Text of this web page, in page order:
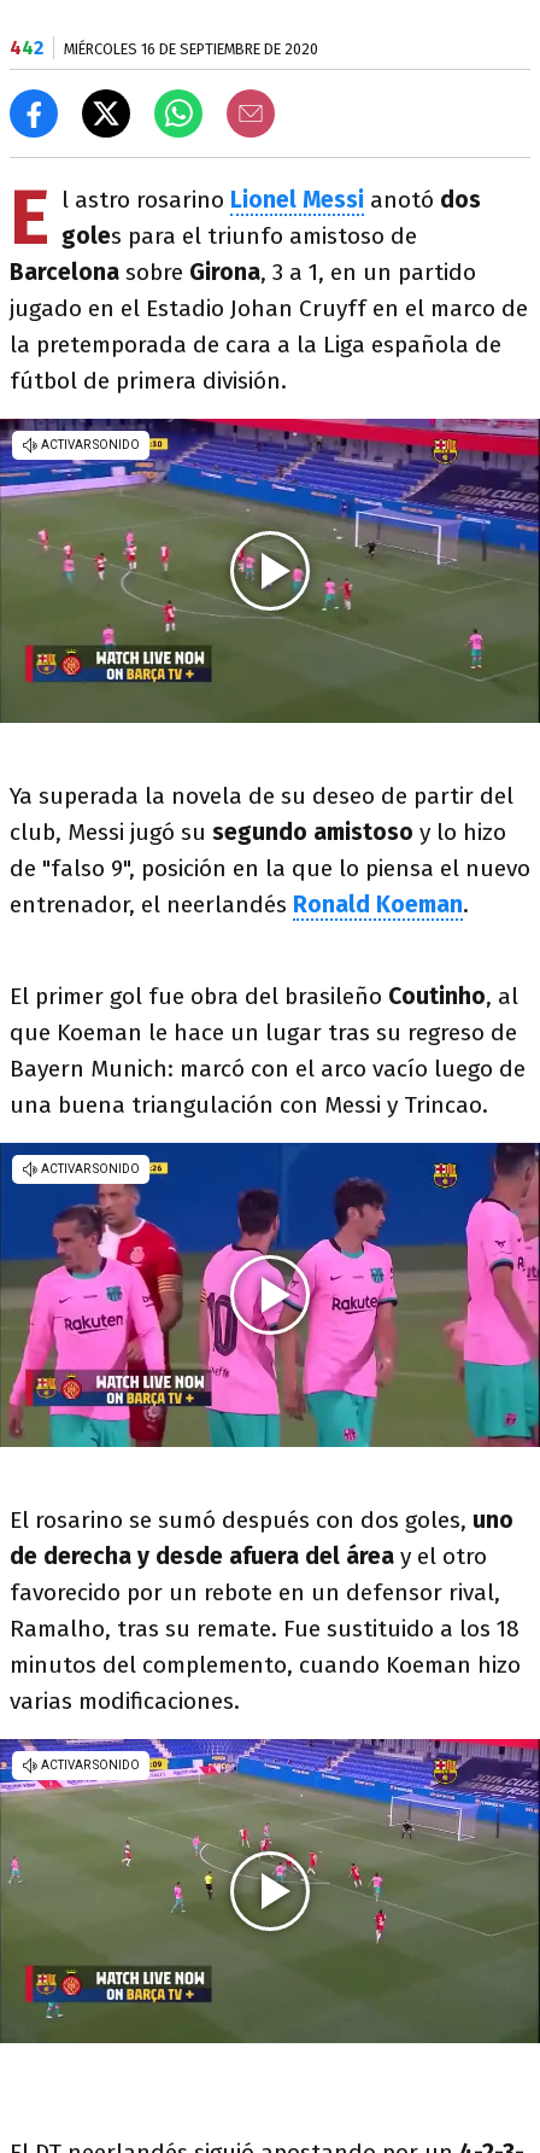
442 MIÉRCOLES 16 DE SEPTIEMBRE DE 2020
E l astro rosarino Lionel Messi anotó dos
goles para el triunfo amistoso de
Barcelona sobre Girona, 3 a 1, en un partido
jugado en el Estadio Johan Cruyff en el marco de
la pretemporada de cara a la Liga española de
fútbol de primera división.
Ya superada la novela de su deseo de partir del
club, Messi jugó su segundo amistoso y lo hizo
de "falso 9", posición en la que lo piensa el nuevo
entrenador, el neerlandés Ronald Koeman.
El primer gol fue obra del brasileño Coutinho, al
que Koeman le hace un lugar tras su regreso de
Bayern Munich: marcó con el arco vacío luego de
una buena triangulación con Messi y Trincao.
El rosarino se sumó después con dos goles, uno
de derecha y desde afuera del área y el otro
favorecido por un rebote en un defensor rival,
Ramalho, tras su remate. Fue sustituido a los 18
minutos del complemento, cuando Koeman hizo
varias modificaciones.